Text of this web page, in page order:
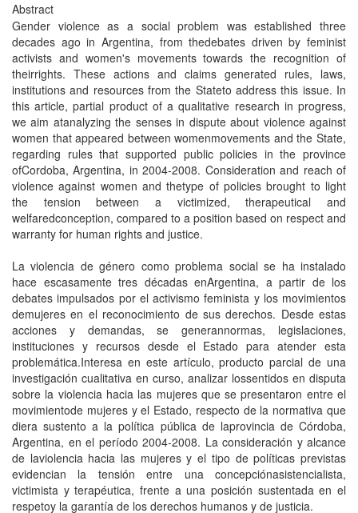
Abstract
Gender violence as a social problem was established three
decades ago in Argentina, from thedebates driven by feminist
activists and women's movements towards the recognition of
theirrights. These actions and claims generated rules, laws,
institutions and resources from the Stateto address this issue. In
this article, partial product of a qualitative research in progress,
we aim atanalyzing the senses in dispute about violence against
women that appeared between womenmovements and the State,
regarding rules that supported public policies in the province
ofCordoba, Argentina, in 2004-2008. Consideration and reach of
violence against women and thetype of policies brought to light
the tension between a victimized, therapeutical and
welfaredconception, compared to a position based on respect and
warranty for human rights and justice.
La violencia de género como problema social se ha instalado
hace escasamente tres décadas enArgentina, a partir de los
debates impulsados por el activismo feminista y los movimientos
demujeres en el reconocimiento de sus derechos. Desde estas
acciones y demandas, se generannormas, legislaciones,
instituciones y recursos desde el Estado para atender esta
problemática.Interesa en este artículo, producto parcial de una
investigación cualitativa en curso, analizar lossentidos en disputa
sobre la violencia hacia las mujeres que se presentaron entre el
movimientode mujeres y el Estado, respecto de la normativa que
diera sustento a la política pública de laprovincia de Córdoba,
Argentina, en el período 2004-2008. La consideración y alcance
de laviolencia hacia las mujeres y el tipo de políticas previstas
evidencian la tensión entre una concepciónasistencialista,
victimista y terapéutica, frente a una posición sustentada en el
respetoy la garantía de los derechos humanos y de justicia.